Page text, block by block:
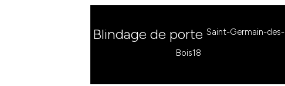
Blindage de porte Saint-Germain-des-
Bois18